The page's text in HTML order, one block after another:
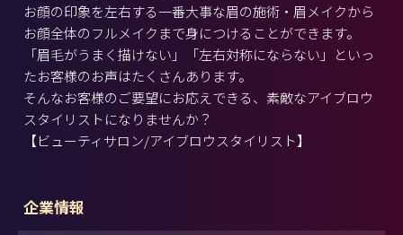
お顔の印象を左右する一番大事な眉の施術・眉メイクから
お顔全体のフルメイクまで身につけることができます。
「眉毛がうまく描けない」「左右対称にならない」といっ
たお客様のお声はたくさんあります。
そんなお客様のご要望にお応えできる、素敵なアイブロウ
スタイリストになりませんか？
【ビューティサロン/アイブロウスタイリスト】
企業情報